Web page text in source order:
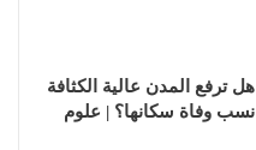
هل ترفع المدن عالية الكثافة
نسب وفاة سكانها؟ | علوم